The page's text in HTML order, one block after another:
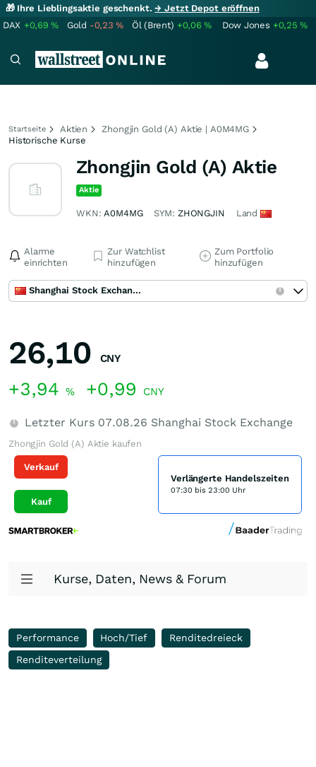
🎁 Ihre Lieblingsaktie geschenkt.→ Jetzt Depot eröffnen
DAX +0,69% Gold -0,23% Öl (Brent) +0,06% Dow Jones +0,25%
Startseite Aktien
Zhongjin Gold (A) Aktie | A0M4MG
Historische Kurse
Zhongjin Gold (A) Aktie
Aktie
WKN:A0M4MG SYM: ZHONGJIN Land
Alarme
einrichten
Zur Watchlist
hinzufügen
Zum Portfolio
hinzufügen
Shanghai Stock Exchange
26,10 CNY
+3,94 % +0,99 CNY
Letzter Kurs 07.08.26 Shanghai Stock Exchange
Zhongjin Gold (A) Aktie kaufen
Verkauf
Kauf
Verlängerte Handelszeiten
07:30 bis 23:00 Uhr
Kurse, Daten, News & Forum
Performance Hoch/Tief
Renditedreieck
Renditeverteilung